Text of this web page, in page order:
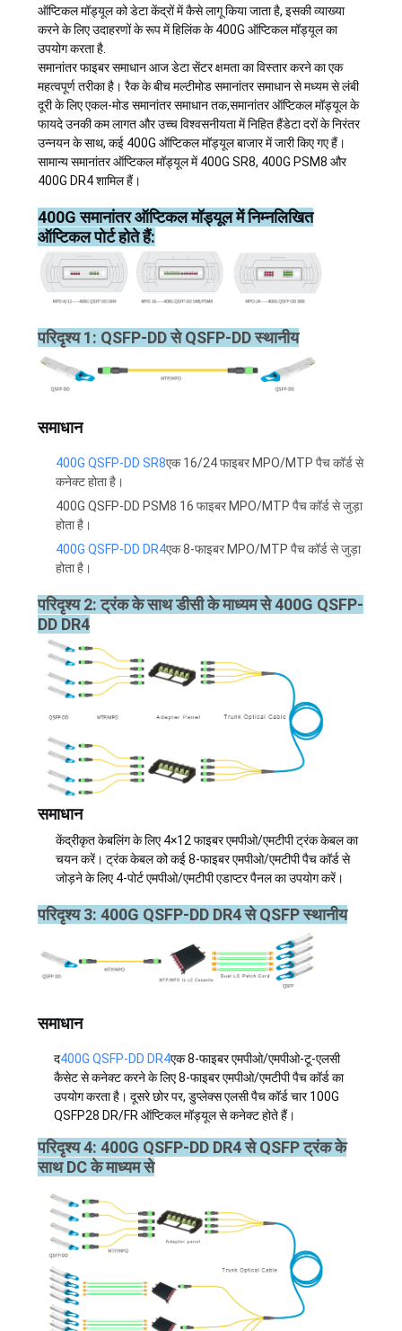
मामले
उद्धरण
मांगें
साइटमैप
गोपनीयता
नीति
ऑप्टिकल मॉड्यूल को डेटा केंद्रों में कैसे लागू किया जाता है, इसकी व्याख्या
करने के लिए उदाहरणों के रूप में हिलिंक के 400G ऑप्टिकल मॉड्यूल का
उपयोग करता है.
समानांतर फाइबर समाधान आज डेटा सेंटर क्षमता का विस्तार करने का एक
महत्वपूर्ण तरीका है। रैक के बीच मल्टीमोड समानांतर समाधान से मध्यम से लंबी
दूरी के लिए एकल-मोड समानांतर समाधान तक,समानांतर ऑप्टिकल मॉड्यूल के
फायदे उनकी कम लागत और उच्च विश्वसनीयता में निहित हैंडेटा दरों के निरंतर
उन्नयन के साथ, कई 400G ऑप्टिकल मॉड्यूल बाजार में जारी किए गए हैं।
सामान्य समानांतर ऑप्टिकल मॉड्यूल में 400G SR8, 400G PSM8 और
400G DR4 शामिल हैं।
400G समानांतर ऑप्टिकल मॉड्यूल में निम्नलिखित
ऑप्टिकल पोर्ट होते हैं:
परिदृश्य 1: QSFP-DD से QSFP-DD स्थानीय
समाधान
400G QSFP-DD SR8एक 16/24 फाइबर MPO/MTP पैच कॉर्ड से
कनेक्ट होता है।
400G QSFP-DD PSM8 16 फाइबर MPO/MTP पैच कॉर्ड से जुड़ा
होता है।
400G QSFP-DD DR4एक 8-फाइबर MPO/MTP पैच कॉर्ड से जुड़ा
होता है।
परिदृश्य 2: ट्रंक के साथ डीसी के माध्यम से 400G QSFP-
DD DR4
समाधान
केंद्रीकृत केबलिंग के लिए 4×12 फाइबर एमपीओ/एमटीपी ट्रंक केबल का
चयन करें। ट्रंक केबल को कई 8-फाइबर एमपीओ/एमटीपी पैच कॉर्ड से
जोड़ने के लिए 4-पोर्ट एमपीओ/एमटीपी एडाप्टर पैनल का उपयोग करें।
परिदृश्य 3: 400G QSFP-DD DR4 से QSFP स्थानीय
समाधान
द400G QSFP-DD DR4एक 8-फाइबर एमपीओ/एमपीओ-टू-एलसी
कैसेट से कनेक्ट करने के लिए 8-फाइबर एमपीओ/एमटीपी पैच कॉर्ड का
उपयोग करता है। दूसरे छोर पर, डुप्लेक्स एलसी पैच कॉर्ड चार 100G
QSFP28 DR/FR ऑप्टिकल मॉड्यूल से कनेक्ट होते हैं।
परिदृश्य 4: 400G QSFP-DD DR4 से QSFP ट्रंक के
साथ DC के माध्यम से